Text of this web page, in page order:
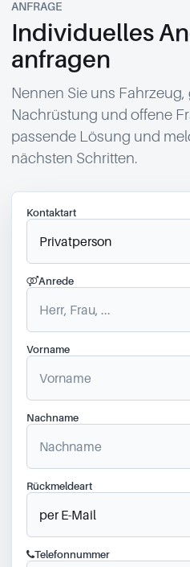
ANFRAGE
Individuelles
anfragen
Nennen Sie uns
Nachrüstung und offene
passende Lösung und
nächsten Schritten.
Kontaktart
Anrede
Vorname
Nachname
Rückmeldeart
Telefonnummer